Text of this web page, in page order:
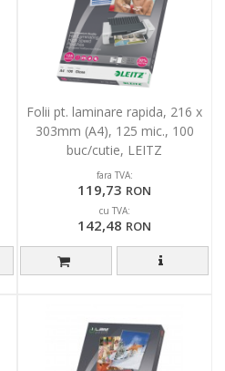
Folii pt. laminare rapida, 216 x
303mm (A4), 125 mic., 100
buc/cutie, LEITZ
fara TVA:
119,73 RON
cu TVA:
142,48 RON